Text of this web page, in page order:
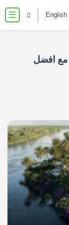
☰ English
مع افضل